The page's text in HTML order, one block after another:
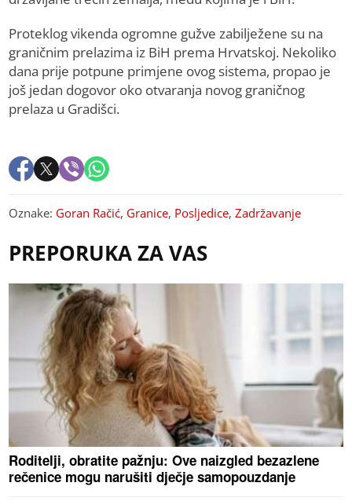
Proteklog vikenda ogromne gužve zabilježene su na
graničnim prelazima iz BiH prema Hrvatskoj. Nekoliko
dana prije potpune primjene ovog sistema, propao je
još jedan dogovor oko otvaranja novog graničnog
prelaza u Gradišci.
Oznake: Goran Račić, Granice, Posljedice,Zadržavanje
PREPORUKA ZA VAS
Roditelji, obratite pažnju: Ove naizgled bezazlene
rečenice mogu narušiti dječje samopouzdanje